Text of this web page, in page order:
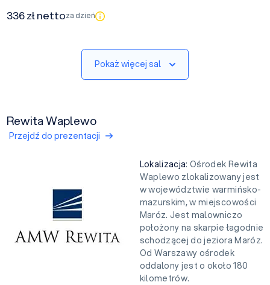
336 zł nettoza dzień
Pokaż więcej sal
Rewita Waplewo
Przejdź do prezentacji
Lokalizacja: Ośrodek Rewita
Waplewo zlokalizowany jest
w województwie warmińsko-
mazurskim, w miejscowości
Maróz. Jest malowniczo
położony na skarpie łagodnie
schodzącej do jeziora Maróz.
Od Warszawy ośrodek
oddalony jest o około 180
kilometrów.